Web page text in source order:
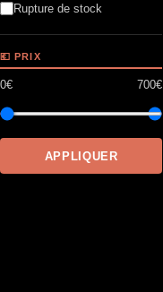
Rupture de stock
💶 PRIX
0€ 700€
APPLIQUER